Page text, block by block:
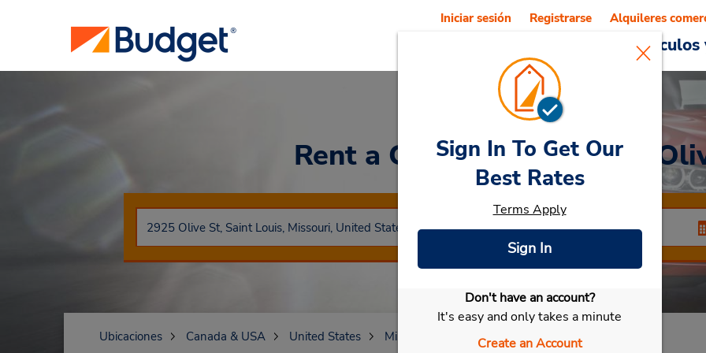
Iniciar sesión Registrarse Alquileres
Rent a Carat Saint Louis -
Seleccionar mi vehículo
Sign In To Get Our
Best Rates
Terms Apply
Sign In
Don't have an account?
It's easy and only takes a minute
Create an Account
Ubicaciones Canada & USA United States Missouri Saint Louis Saint Louis - Olive St